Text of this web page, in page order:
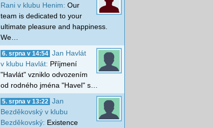
Rani v klubu Henim: Our
team is dedicated to your
ultimate pleasure and happiness.
We…
6. srpna v 14:54 Jan Havlát
v klubu Havlát: Příjmení
"Havlát" vzniklo odvozením
od rodného jména "Havel" s…
5. srpna v 13:22
Jan
Bezděkovský v klubu
Bezděkovský: Existence